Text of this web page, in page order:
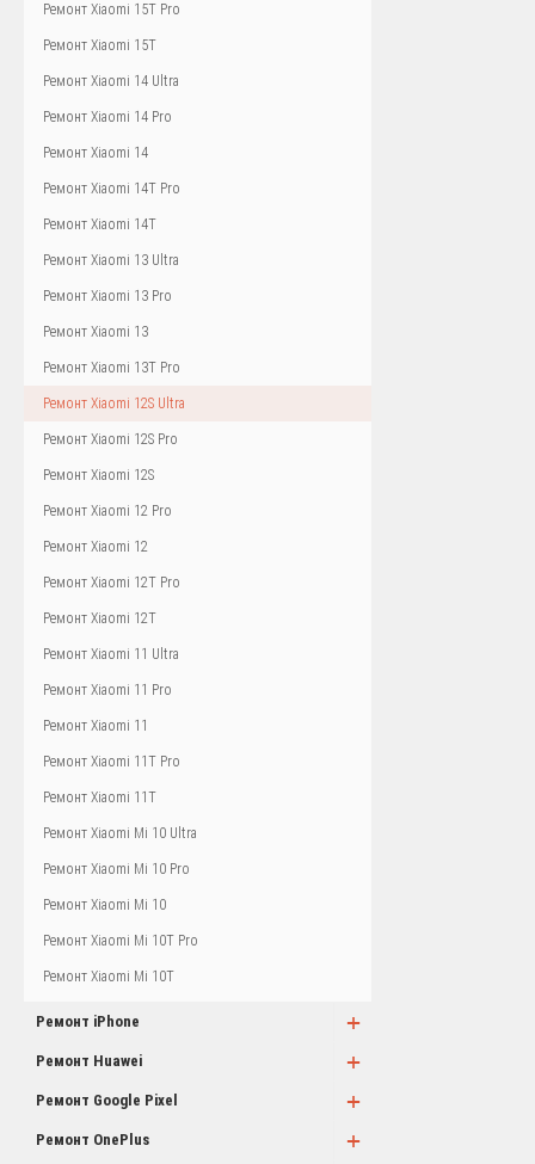
Ремонт Xiaomi 15T Pro
Ремонт Xiaomi 15T
Ремонт Xiaomi 14 Ultra
Ремонт Xiaomi 14 Pro
Ремонт Xiaomi 14
Ремонт Xiaomi 14T Pro
Ремонт Xiaomi 14T
Ремонт Xiaomi 13 Ultra
Ремонт Xiaomi 13 Pro
Ремонт Xiaomi 13
Ремонт Xiaomi 13T Pro
Ремонт Xiaomi 12S Ultra
Ремонт Xiaomi 12S Pro
Ремонт Xiaomi 12S
Ремонт Xiaomi 12 Pro
Ремонт Xiaomi 12
Ремонт Xiaomi 12T Pro
Ремонт Xiaomi 12T
Ремонт Xiaomi 11 Ultra
Ремонт Xiaomi 11 Pro
Ремонт Xiaomi 11
Ремонт Xiaomi 11T Pro
Ремонт Xiaomi 11T
Ремонт Xiaomi Mi 10 Ultra
Ремонт Xiaomi Mi 10 Pro
Ремонт Xiaomi Mi 10
Ремонт Xiaomi Mi 10T Pro
Ремонт Xiaomi Mi 10T
Ремонт iPhone +
Ремонт Huawei +
Ремонт Google Pixel +
Ремонт OnePlus +